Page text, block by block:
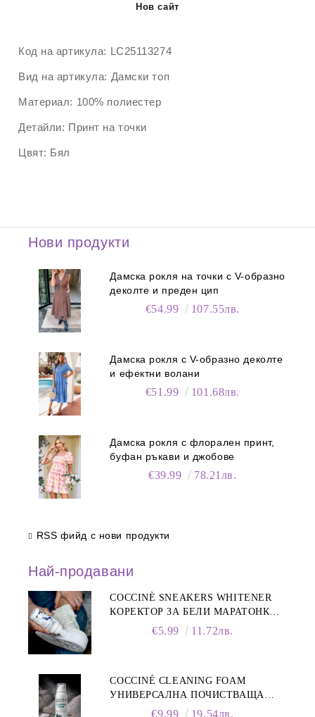
Нов сайт
Код на артикула: LC25113274
Вид на артикула: Дамски топ
Материал: 100% полиестер
Детайли: Принт на точки
Цвят: Бял
Нови продукти
Дамска рокля на точки с V-образно
деколте и преден цип
€54.99 107.55лв.
Дамска рокля с V-образно деколте
и ефектни волани
€51.99 101.68лв.
Дамска рокля с флорален принт,
буфан ръкави и джобове
€39.99 78.21лв.
RSS фийд с нови продукти
Най-продавани
COCCINÈ SNEAKERS WHITENER
КОРЕКТОР ЗА БЕЛИ МАРАТОНКИ,
€5.99 11.72лв.
COCCINÉ CLEANING FOAM
УНИВЕРСАЛНА ПОЧИСТВАЩА
ПЯНА ЗА ОБУВКИ, 150 МЛ
€9.99 19.54лв.